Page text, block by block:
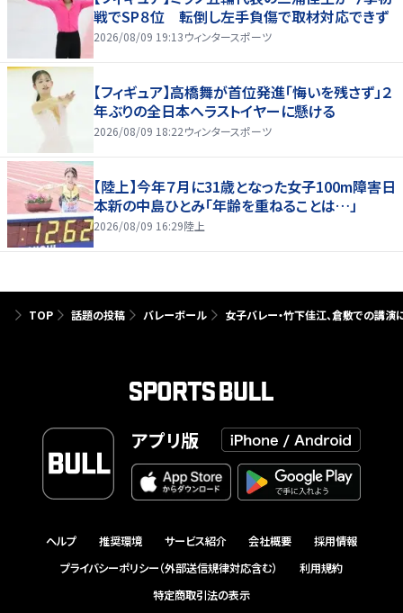
戦でSP８位 転倒し左手負傷で取材対応できず
2026/08/09 19:13ウィンタースポーツ
【フィギュア】高橋舞が首位発進「悔いを残さず」２
年ぶりの全日本へラストイヤーに懸ける
2026/08/09 18:22ウィンタースポーツ
【陸上】今年７月に31歳となった女子100m障害日
本新の中島ひとみ「年齢を重ねることは…」
2026/08/09 16:29陸上
TOP 話題の投稿 バレーボール 女子バレー・竹下佳江、倉敷での講演
アプリ版
ヘルプ 推奨環境 サービス紹介 会社概要
採用情報
プライバシーポリシー（外部送信規律対応含む）
利用規約
特定商取引法の表示